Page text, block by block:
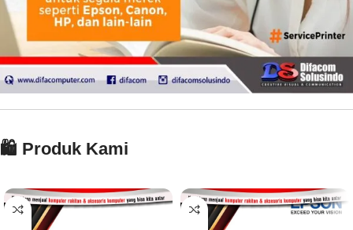
🛍️ Produk Kami